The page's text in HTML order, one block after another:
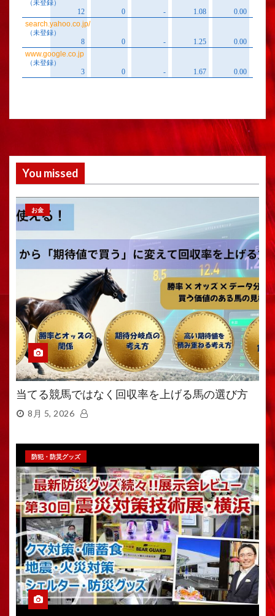
You missed
お金
当てる競馬ではなく回収率を上げる馬の選び方
8月 5, 2026
防犯・防災グッズ